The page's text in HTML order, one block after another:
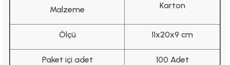
Malzeme Karton
Ölçü 11x20x9 cm
Paket içi adet 100 Adet